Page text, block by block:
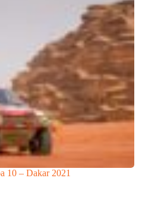
10 – Dakar 2021